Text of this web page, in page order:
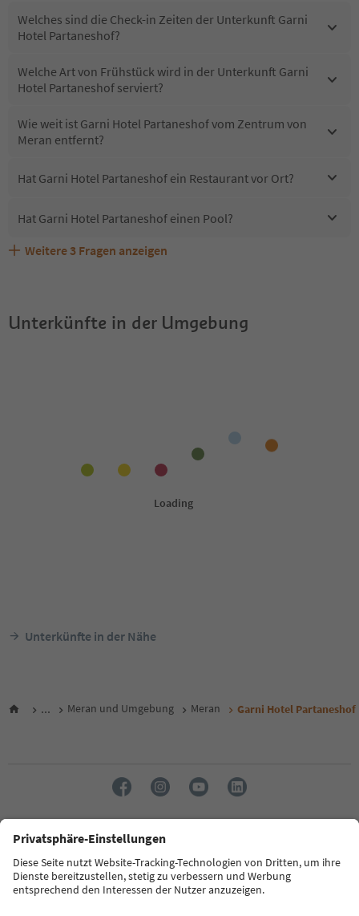
Welches sind die Check-in Zeiten der Unterkunft Garni
Hotel Partaneshof?
Welche Art von Frühstück wird in der Unterkunft Garni
Hotel Partaneshof serviert?
Wie weit ist Garni Hotel Partaneshof vom Zentrum von
Meran entfernt?
Hat Garni Hotel Partaneshof ein Restaurant vor Ort?
Hat Garni Hotel Partaneshof einen Pool?
Sind Haustiere in der Unterkunft Garni Hotel
Welche Services bietet Garni Hotel Partaneshof?
Erhalten die Gäste von Garni Hotel Partaneshof einen
Weitere 3 Fragen anzeigen
Unterkünfte in der Umgebung
Unterkünfte in der Nähe
... Meran und Umgebung Meran Garni Hotel Partaneshof
Sprache: Deutsch
FAQ Kontakt Presse MICE Datenschutzerklärung